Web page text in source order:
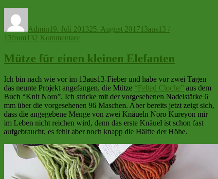
Admin 19. Juli 201325. August 2017 13aus13 /
13from132 Kommentare
war
doch
etwas…
Mütze für einen kleinen Elefanten
Ich bin nach wie vor im 13aus13-Fieber und habe vor zwei Tagen
das neunte Projekt angefangen, die Mütze “Felted Cloche” aus dem
Buch “Knit Noro”. Ich stricke mit der vorgesehenen Nadelstärke 6
mm über die vorgesehenen 96 Maschen. Aber bereits jetzt zeigt sich,
dass die angegebene Menge von zwei Knäueln Noro Kureyon mir
im Leben nicht reichen wird, denn das erste Knäuel ist schon fast
aufgebraucht, es fehlt aber noch knapp die Hälfte der Höhe.